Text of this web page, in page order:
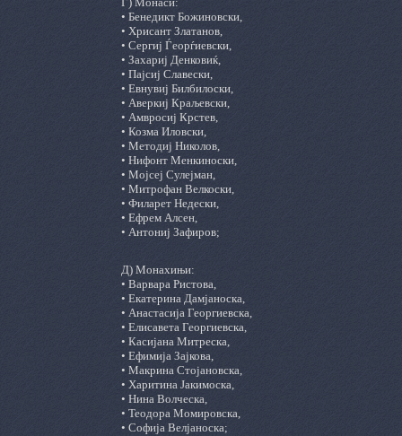
• Бенедикт Божиновски,
• Хрисант Златанов,
• Сергиј Ѓеорѓиевски,
• Захариј Денковиќ,
• Пајсиј Славески,
• Евнувиј Билбилоски,
• Аверкиј Краљевски,
• Амвросиј Крстев,
• Козма Иловски,
• Методиј Николов,
• Нифонт Менкиноски,
• Мојсеј Сулејман,
• Митрофан Велкоски,
• Филарет Недески,
• Ефрем Алсен,
• Антониј Зафиров;
Д) Монахињи:
• Варвара Ристова,
• Екатерина Дамјаноска,
• Анастасија Георгиевска,
• Елисавета Георгиевска,
• Касијана Митреска,
• Ефимија Зајкова,
• Макрина Стојановска,
• Харитина Јакимоска,
• Нина Волческа,
• Теодора Момировска,
• Софија Велјаноска;